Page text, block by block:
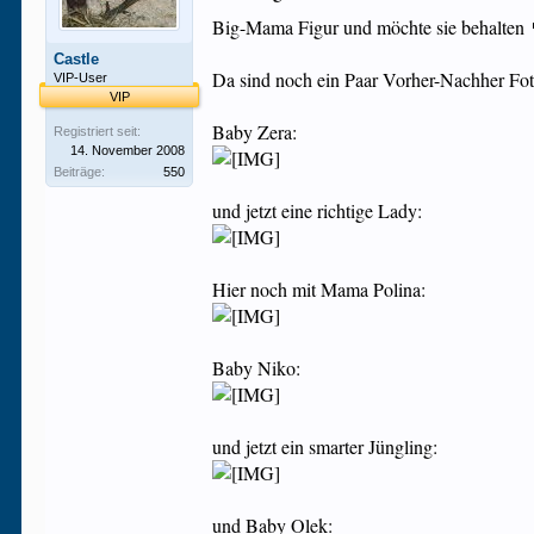
Castle
VIP-User
VIP
Registriert seit:
14. November 2008
Beiträge:
550
Big-Mama Figur und möchte sie behalten
Da sind noch ein Paar Vorher-Nachher
Baby Zera:
und jetzt eine richtige Lady:
Hier noch mit Mama Polina:
Baby Niko:
und jetzt ein smarter Jüngling:
und Baby Olek: